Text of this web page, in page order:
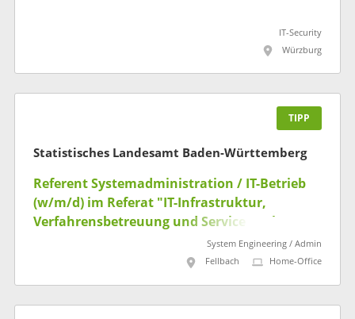
IT-Security
Würzburg
TIPP
Statistisches Landesamt Baden-Württemberg
Referent Systemadministration / IT-Betrieb
(w/m/d) im Referat "IT-Infrastruktur,
Verfahrensbetreuung und Service Desk"
System Engineering / Admin
Fellbach
Home-Office